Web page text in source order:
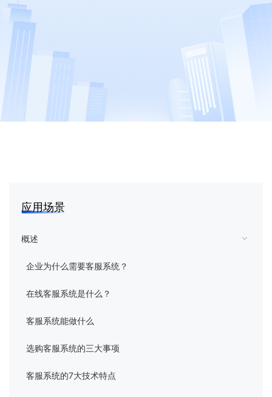
超级看板
开放平台
视频演示
关于我们
向日葵易维
域名
智能硬件
企业定制
客户服务
应用场景
概述
企业为什么需要客服系统？
在线客服系统是什么？
客服系统能做什么
选购客服系统的三大事项
客服系统的7大技术特点